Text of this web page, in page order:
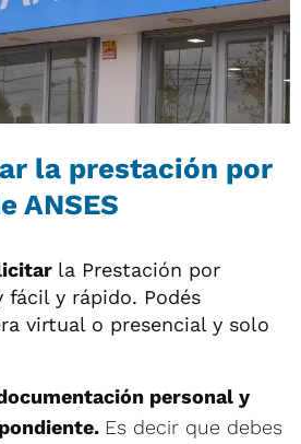
la prestación por
ANSES
la Prestación por
fácil y rápido. Podés
virtual o presencial y solo
personal y
Es decir que debes